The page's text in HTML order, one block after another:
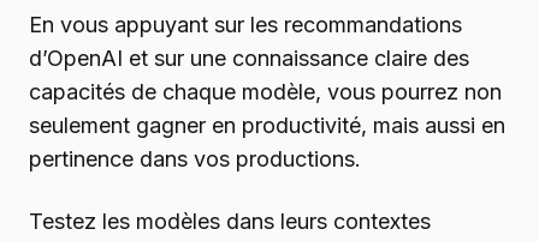
En vous appuyant sur les recommandations
d’OpenAI et sur une connaissance claire des
capacités de chaque modèle, vous pourrez non
seulement gagner en productivité, mais aussi en
pertinence dans vos productions.
Testez les modèles dans leurs contextes